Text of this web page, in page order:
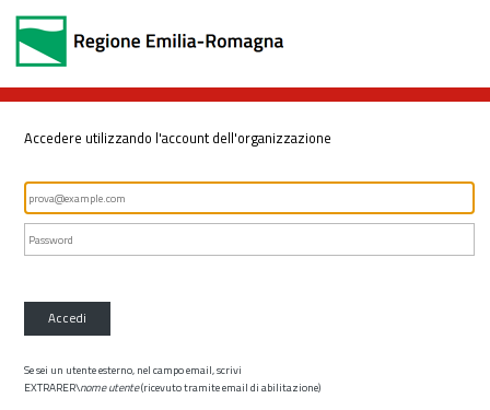
Accedere utilizzando l'account dell'organizzazione
Accedi
Se sei un utente esterno, nel campo email, scrivi
EXTRARER\nome utente(ricevuto tramite email di abilitazione)